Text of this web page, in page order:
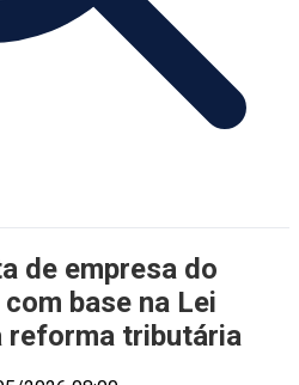
de empresa do
base na Lei
reforma tributária